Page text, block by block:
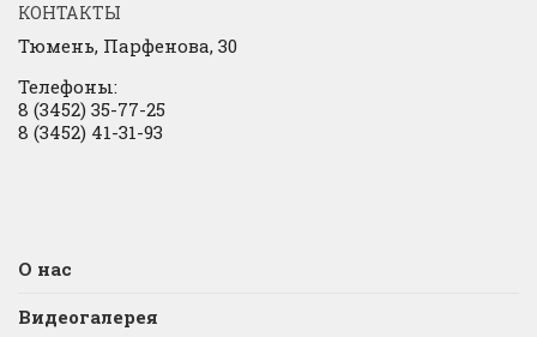
КОНТАКТЫ
Тюмень, Парфенова, 30
Телефоны:
8 (3452) 35-77-25
8 (3452) 41-31-93
О нас
Видеогалерея